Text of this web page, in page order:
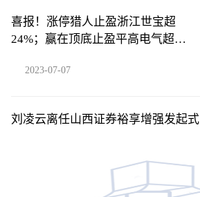
喜报！涨停猎人止盈浙江世宝超
24%；赢在顶底止盈平高电气超
2023-07-07
刘凌云离任山西证券裕享增强发起式